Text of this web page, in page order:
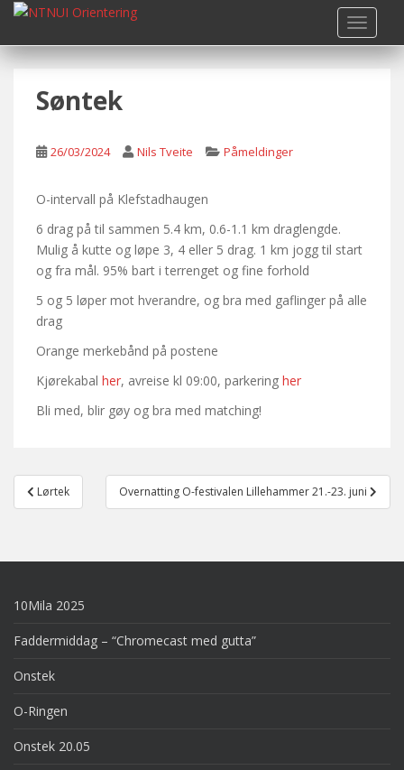
i
Søntek
26/03/2024 Nils Tveite Påmeldinger
O-intervall på Klefstadhaugen
6 drag på til sammen 5.4 km, 0.6-1.1 km draglengde.
Mulig å kutte og løpe 3, 4 eller 5 drag. 1 km jogg til start
og fra mål. 95% bart i terrenget og fine forhold
5 og 5 løper mot hverandre, og bra med gaflinger på alle
drag
Orange merkebånd på postene
Kjørekabal her, avreise kl 09:00, parkering her
Bli med, blir gøy og bra med matching!
Post
navigation
Lørtek Overnatting O-festivalen Lillehammer 21.-23. juni
10Mila 2025
Faddermiddag – “Chromecast med gutta”
Onstek
O-Ringen
Onstek 20.05